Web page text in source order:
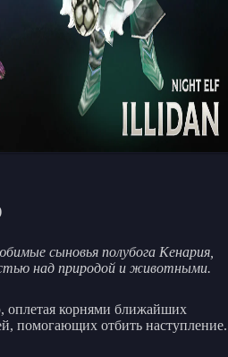
сыновья полубога Кенария,
над природой и животными.
оплетая корнями ближайших
помогающих отбить наступление.